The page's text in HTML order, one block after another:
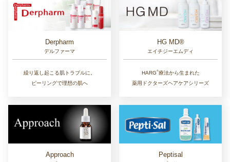
Derpharm
デルファーマ
繰り返し起こる肌トラブルに。
ピーリングで理想の肌へ
HG MD®
エイチジーエムディ
HARG®︎療法から生まれた
薬用ドクターズヘアケアシリーズ
Approach Peptisal